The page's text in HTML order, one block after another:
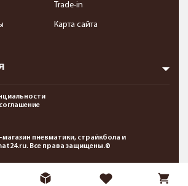
Trade-in
Карта сайта
магазин пневматики, страйкбола и
Все права защищены.©